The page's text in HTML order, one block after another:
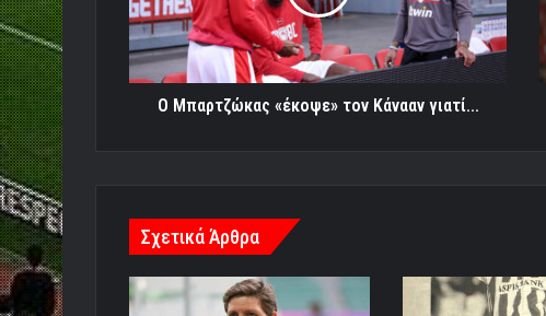
γιατί...
Ο Μπαρτζώκας «έκοψε» τον Κάνααν γιατί...
Σχετικά Άρθρα